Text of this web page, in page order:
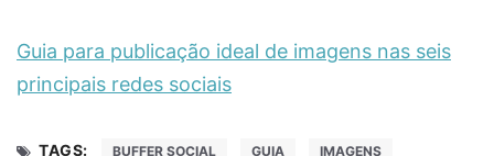
Guia para publicação ideal de imagens nas seis
principais redes sociais
TAGS: BUFFER SOCIAL GUIA IMAGENS